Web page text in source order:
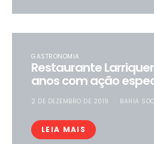
GASTRONOMIA
Restaurante
anos com ação
2 DE DEZEMBRO DE 2019 BAHIA
LEIA MAIS